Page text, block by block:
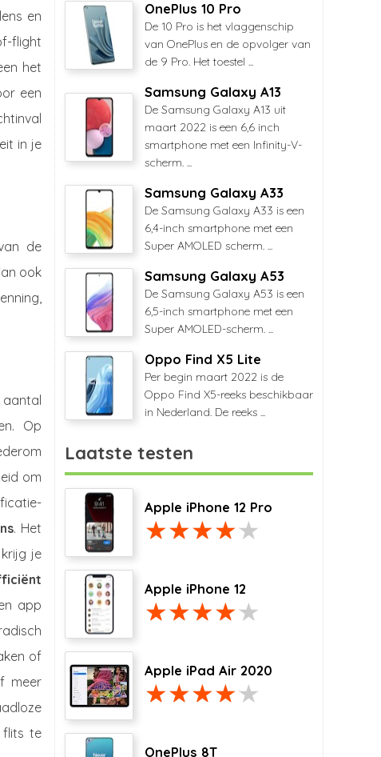
en
flight
het
een
in je
de
ook
Op
om
. Het
je
app
of
meer
flits te
OnePlus 10 Pro
De 10 Pro is het vlaggenschip
van OnePlus en de opvolger van
de 9 Pro. Het toestel ...
Samsung Galaxy A13
De Samsung Galaxy A13 uit
maart 2022 is een 6,6 inch
smartphone met een Infinity-V-
scherm. ...
Samsung Galaxy A33
De Samsung Galaxy A33 is een
6,4-inch smartphone met een
Super AMOLED scherm. ...
Samsung Galaxy A53
De Samsung Galaxy A53 is een
6,5-inch smartphone met een
Super AMOLED-scherm. ...
Oppo Find X5 Lite
Per begin maart 2022 is de
Oppo Find X5-reeks beschikbaar
in Nederland. De reeks ...
Laatste testen
Apple iPhone 12 Pro
Apple iPhone 12
Apple iPad Air 2020
OnePlus 8T